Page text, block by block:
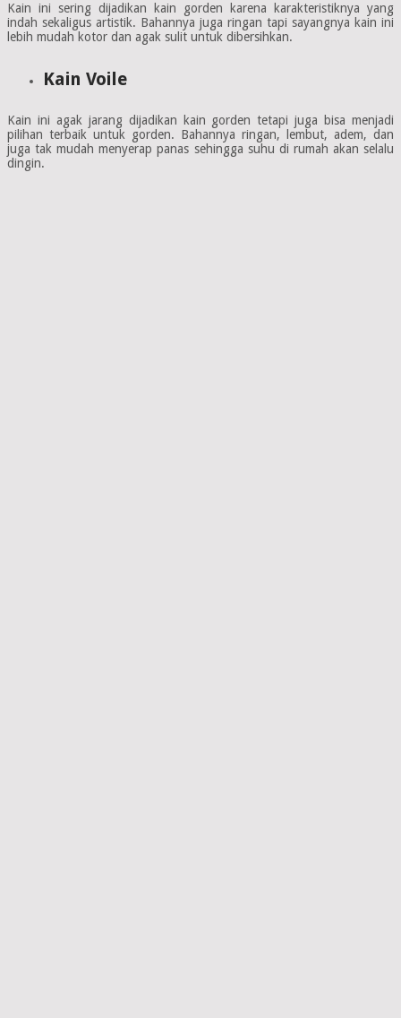
Kain ini sering dijadikan kain gorden karena karakteristiknya yang
indah sekaligus artistik. Bahannya juga ringan tapi sayangnya kain ini
lebih mudah kotor dan agak sulit untuk dibersihkan.
Kain Voile
Kain ini agak jarang dijadikan kain gorden tetapi juga bisa menjadi
pilihan terbaik untuk gorden. Bahannya ringan, lembut, adem, dan
juga tak mudah menyerap panas sehingga suhu di rumah akan selalu
dingin.